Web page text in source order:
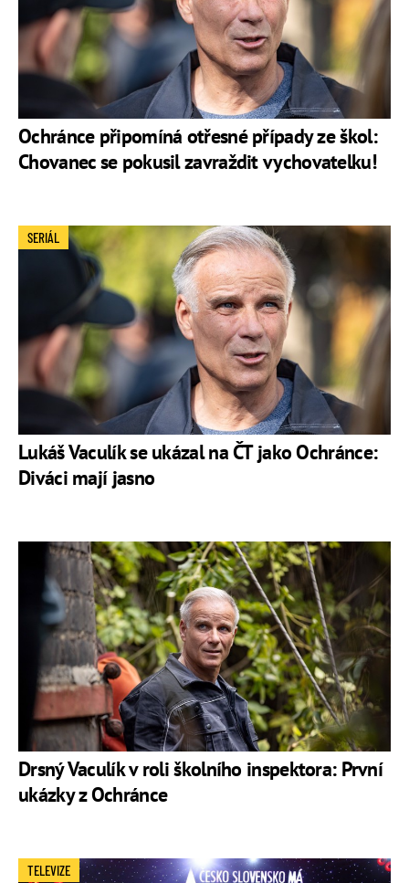
Ochránce připomíná otřesné případy ze škol:
Chovanec se pokusil zavraždit vychovatelku!
Lukáš Vaculík se ukázal na ČT jako Ochránce:
Diváci mají jasno
SERIÁL
Drsný Vaculík v roli školního inspektora: První
ukázky z Ochránce
TELEVIZE